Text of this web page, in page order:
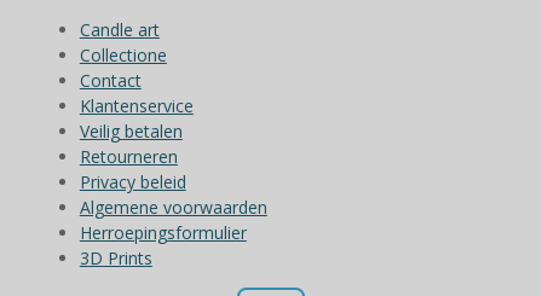
Candle art
Collectione
Contact
Klantenservice
Veilig betalen
Retourneren
Privacy beleid
Algemene voorwaarden
Herroepingsformulier
3D Prints